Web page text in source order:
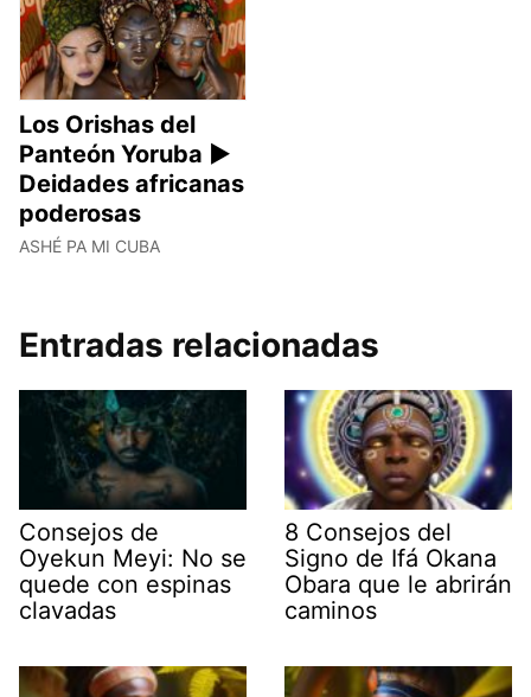
Los Orishas del
Panteón Yoruba ►
Deidades africanas
poderosas
ASHÉ PA MI CUBA
Entradas relacionadas
Consejos de
Oyekun Meyi: No se
quede con espinas
clavadas
8 Consejos del
Signo de Ifá Okana
Obara que le abrirán
caminos